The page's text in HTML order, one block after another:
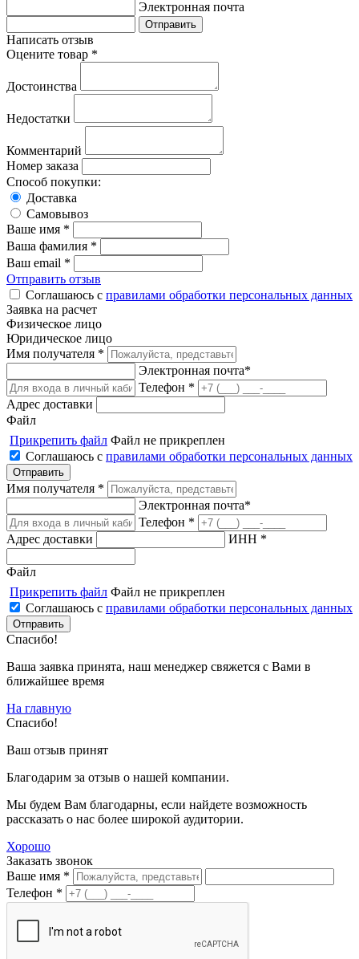
Электронная почта
Написать отзыв
Оцените товар *
Достоинства
Недостатки
Комментарий
Номер заказа
Способ покупки:
Доставка
Самовывоз
Ваше имя *
Ваша фамилия *
Ваш email *
Отправить отзыв
Соглашаюсь с правилами обработки персональных данных
Заявка на расчет
Физическое лицо
Юридическое лицо
Имя получателя *
Электронная почта*
Телефон *
Адрес доставки
Файл
Прикрепить файл Файл не прикреплен
Соглашаюсь с правилами обработки персональных данных
Имя получателя *
Электронная почта*
Телефон *
Адрес доставки
ИНН *
Файл
Прикрепить файл Файл не прикреплен
Соглашаюсь с правилами обработки персональных данных
Спасибо!
Ваша заявка принята, наш менеджер свяжется с Вами в
ближайшее время
На главную
Спасибо!
Ваш отзыв принят
Благодарим за отзыв о нашей компании.
Мы будем Вам благодарны, если найдете возможность
рассказать о нас более широкой аудитории.
Хорошо
Заказать звонок
Ваше имя *
Телефон *